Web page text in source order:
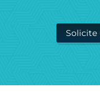
Solicite